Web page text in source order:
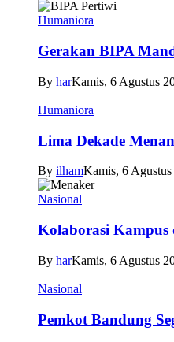
Humaniora
Gerakan BIPA
By harKamis, 6 Agustus
Humaniora
Lima Dekade
By ilhamKamis, 6
Nasional
Kolaborasi
By harKamis, 6 Agustus
Nasional
Pemkot Bandung